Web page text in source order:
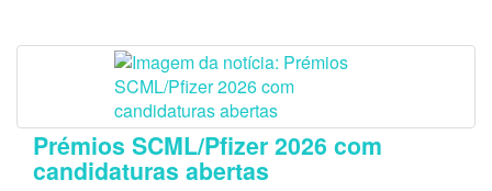
Prémios SCML/Pfizer 2026 com
candidaturas abertas